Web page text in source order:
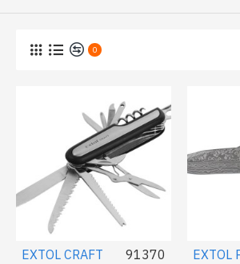
0
EXTOL CRAFT 91370
EXTOL